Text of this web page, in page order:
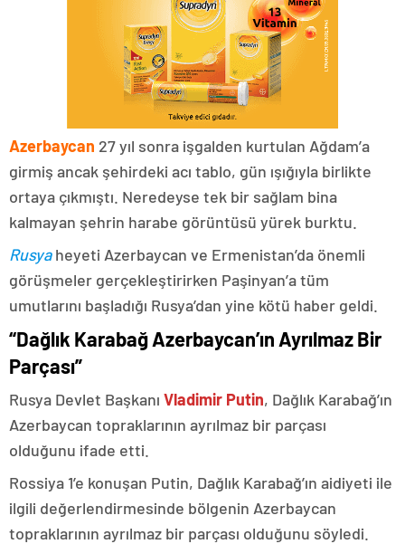
Azerbaycan 27 yıl sonra işgalden kurtulan Ağdam’a
girmiş ancak şehirdeki acı tablo, gün ışığıyla birlikte
ortaya çıkmıştı. Neredeyse tek bir sağlam bina
kalmayan şehrin harabe görüntüsü yürek burktu.
Rusyaheyeti Azerbaycan ve Ermenistan’da önemli
görüşmeler gerçekleştirirken Paşinyan’a tüm
umutlarını başladığı Rusya’dan yine kötü haber geldi.
“Dağlık Karabağ Azerbaycan’ın Ayrılmaz Bir
Parçası”
Rusya Devlet Başkanı Vladimir Putin, Dağlık Karabağ’ın
Azerbaycan topraklarının ayrılmaz bir parçası
olduğunu ifade etti.
Rossiya 1’e konuşan Putin, Dağlık Karabağ’ın aidiyeti ile
ilgili değerlendirmesinde bölgenin Azerbaycan
topraklarının ayrılmaz bir parçası olduğunu söyledi.